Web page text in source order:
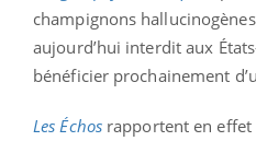
champignons
aujourd’hui interdit aux
bénéficier prochainement
Les Échosrapportent en effet